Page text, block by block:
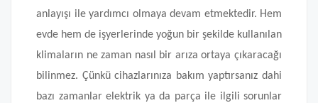
anlayışı ile yardımcı olmaya devam etmektedir. Hem
evde hem de işyerlerinde yoğun bir şekilde kullanılan
klimaların ne zaman nasıl bir arıza ortaya çıkaracağı
bilinmez. Çünkü cihazlarınıza bakım yaptırsanız dahi
bazı zamanlar elektrik ya da parça ile ilgili sorunlar